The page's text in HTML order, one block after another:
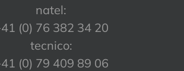
natel:
(0) 76 382 34 20
tecnico:
(0) 79 409 89 06